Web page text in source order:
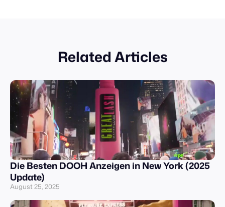
Related Articles
Die Besten DOOH Anzeigen in New York (2025
Update)
August 25, 2025